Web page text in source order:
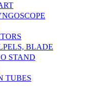
BLADE
STAND
TUBES